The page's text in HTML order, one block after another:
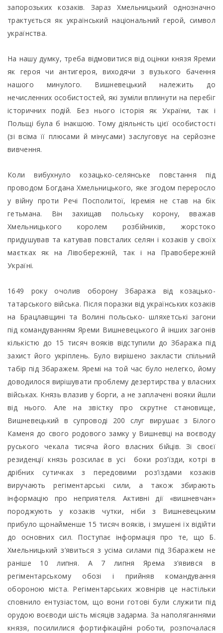
запорозьких козаків. Зараз Хмельницький однозначно
трактується як український національний герой, символ
українства.
На нашу думку, треба відмовитися від оцінки князя Яреми
як героя чи антигероя, виходячи з вузького бачення
нашого минулого. Вишневецький належить до
нечисленних особистостей, які зуміли вплинути на перебіг
історичних подій. Без нього історія як України, так і
Польщі була б інакшою. Тому діяльність цієї особистості
(зі всіма її плюсами й мінусами) заслуговує на серйозне
вивчення.
Коли вибухнуло козацько-селянське повстання під
проводом Богдана Хмельницького, яке згодом переросло
у війну проти Речі Посполитої, Ієремія не став на бік
гетьмана. Він захищав польську корону, вважав
Хмельницького королем розбійників, жорстоко
придушував та катував повсталих селян і козаків у своїх
маєтках як на Лівобережній, так і на Правобережній
Україні.
1649 року очолив оборону Збаража від козацько-
татарського війська. Після поразки від українських козаків
на Брацлавщині та Волині польсько- шляхетські загони
під командуванням Яреми Вишневецького й інших загонів
кількістю до 15 тисяч вояків відступили до Збаража під
захист його укріплень. Було вирішено закласти спільний
табір під Збаражем. Яремі на той час було нелегко, йому
доводилося вирішувати проблему дезертирства у власних
військах. Князь влазив у борги, а не заплачені вояки йшли
від нього. Але на звістку про скрутне становище,
Вишневецький в супроводі 200 слуг вирушає з Білого
Каменя до свого родового замку у Вишневці на воєводу
руського чекала тисяча його власних бійців. Зі своєї
резиденції князь розсилає в усі боки роз’їзди, котрі в
дрібних сутичках з передовими роз’їздами козаків
виручають регіментарські сили, а також збирають
інформацію про неприятеля. Активні дії «вишневчан»
породжують у козаків чутки, ніби з Вишневецьким
прибуло щонайменше 15 тисяч вояків, і змушені їх відійти
до основних сил. Поступає інформація про те, що Б.
Хмельницький з’явиться з усіма силами під Збаражем не
раніше 10 липня. А 7 липня Ярема з’явився в
регіментарському обозі і прийняв командування
обороною міста. Регіментарських жовнірів це настільки
сповнило ентузіастом, що вони готові були служити під
орудою воєводи шість місяців задарма. За наполяганнями
князя, посилилися фортифікаційні роботи, розпочалася